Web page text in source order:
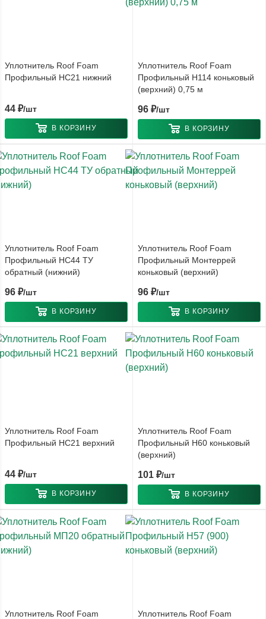
Уплотнитель Roof Foam
Профильный НС21 нижний
44 ₽/шт
В КОРЗИНУ
Уплотнитель Roof Foam
Профильный Н114 коньковый
(верхний) 0,75 м
96 ₽/шт
В КОРЗИНУ
Уплотнитель Roof Foam
Профильный НС44 ТУ
обратный (нижний)
96 ₽/шт
В КОРЗИНУ
Уплотнитель Roof Foam
Профильный Монтеррей
коньковый (верхний)
96 ₽/шт
В КОРЗИНУ
Уплотнитель Roof Foam
Профильный НС21 верхний
44 ₽/шт
В КОРЗИНУ
Уплотнитель Roof Foam
Профильный Н60 коньковый
(верхний)
101 ₽/шт
В КОРЗИНУ
Уплотнитель Roof Foam
Уплотнитель Roof Foam